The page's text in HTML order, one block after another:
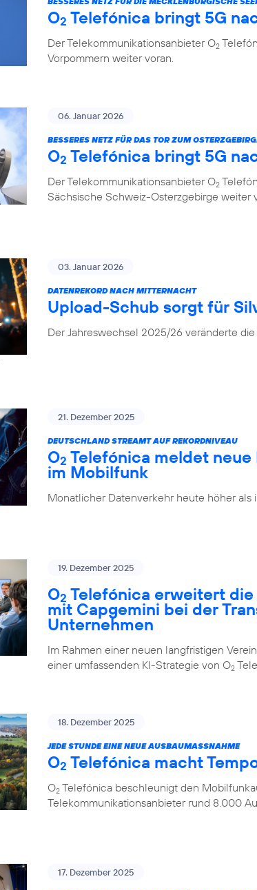
O2 Telefónica bringt 5G
Der Telekommunikationsanbieter O2
Vorpommern weiter voran.
06. Januar 2026
BESSERES NETZ FÜR DAS TOR ZUM
O2 Telefónica bringt 5G
Der Telekommunikationsanbieter O2
Sächsische Schweiz-Osterzgebirge weiter
03. Januar 2026
DATENREKORD NACH MITTERNACHT
Upload-Schub sorgt für
Der Jahreswechsel 2025/26 veränderte
21. Dezember 2025
DEUTSCHLAND STREAMT AUF REKORDNIVEAU
O2 Telefónica meldet
im Mobilfunk
Monatlicher Datenverkehr heute höher als
19. Dezember 2025
O2 Telefónica erweitert
mit Capgemini bei der
Unternehmen
Im Rahmen einer neuen langfristigen
einer umfassenden KI-Strategie von O2
18. Dezember 2025
JEDE STUNDE EINE NEUE AUSBAUMASSNAHME
O2 Telefónica macht
O2 Telefónica beschleunigt den
Telekommunikationsanbieter rund 8.000
17. Dezember 2025